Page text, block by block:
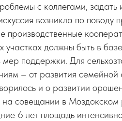
с коллегами,
возникла по поводу
производственные
участках должны быть в
мер поддержки. Для
– от развития
и о развитии
совещании в Моздокском
6 лет площадь